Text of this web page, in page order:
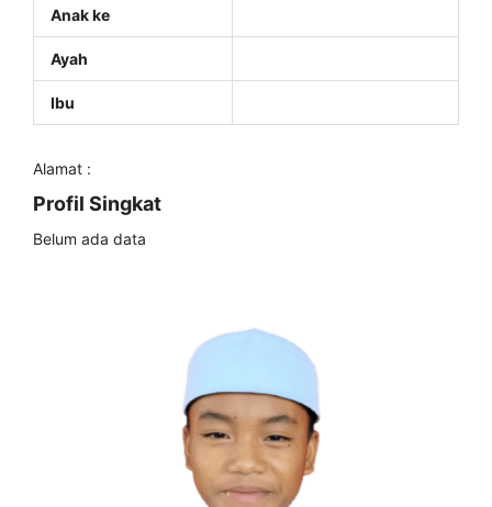
Anak ke
Ayah
Ibu
Alamat :
Profil Singkat
Belum ada data